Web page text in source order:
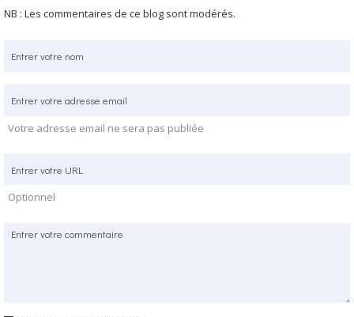
NB : Les commentaires de ce blog sont modérés.
Votre adresse email ne sera pas publiée
Optionnel